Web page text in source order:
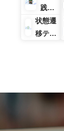
規格対
応）
果か
ら見
る最
ティ
効果
とコ
スト
践！
探索
的テ
状態遷
移テス